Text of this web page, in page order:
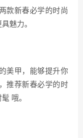
款新春必学的时尚
魅力。
美甲，能够提升你
推荐新春必学的时
哦。